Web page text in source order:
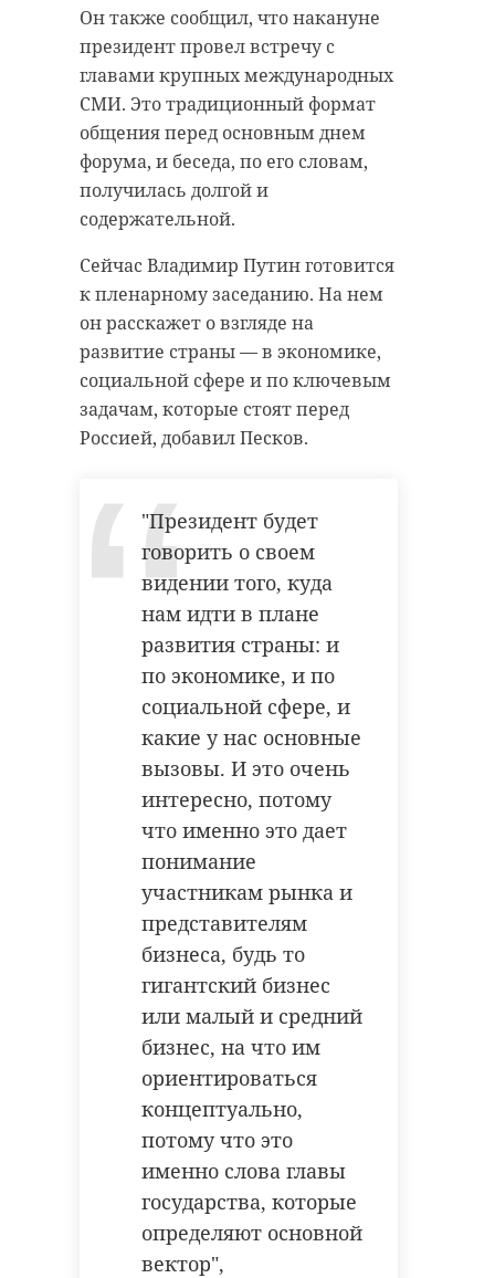
Он также сообщил, что накануне
президент провел встречу с
главами крупных международных
СМИ. Это традиционный формат
общения перед основным днем
форума, и беседа, по его словам,
получилась долгой и
содержательной.
Сейчас Владимир Путин готовится
к пленарному заседанию. На нем
он расскажет о взгляде на
развитие страны — в экономике,
социальной сфере и по ключевым
задачам, которые стоят перед
Россией, добавил Песков.
"Президент будет
говорить о своем
видении того, куда
нам идти в плане
развития страны: и
по экономике, и по
социальной сфере, и
какие у нас основные
вызовы. И это очень
интересно, потому
что именно это дает
понимание
участникам рынка и
представителям
бизнеса, будь то
гигантский бизнес
или малый и средний
бизнес, на что им
ориентироваться
концептуально,
потому что это
именно слова главы
государства, которые
определяют основной
вектор",
любителей активного отдыха ждет
турнир по петанку.
47 канал публикует, какие
спортивные мероприятия пройдут
в Ленинградской области в
грядущие субботу и воскресенье, 6
и 7 июня:
№
п/
Муниципа
льное
ние
Мероприятие
ходьба).
Свободное
плавание.
Турнир по
юношеских
кровельный материал для
обустройства блиндажей и
укрытий. Киришане также
направили своим защитников
личные посылки с письмами и
гостинцами.
В сборе гуманитарной помощи
приняли участие руководители
предприятий, депутаты и
неравнодушные местные жители.
Фонд «Линия добра» поблагодарил
главу Киришского района
Константина Тимофеева, который
лично помогал в погрузке и
контролировал отправку, а также
на фронт.
«Каждый винтик,
каждая буханка
хлеба переданная
матерью своему
сыну, каждое доброе
слово в посылке - это
ваш вклад в нашу
общую Победу! Мы
верим в наших
воинов. Мы сильны
единством»,
- написали в фоне
«Линия добра».